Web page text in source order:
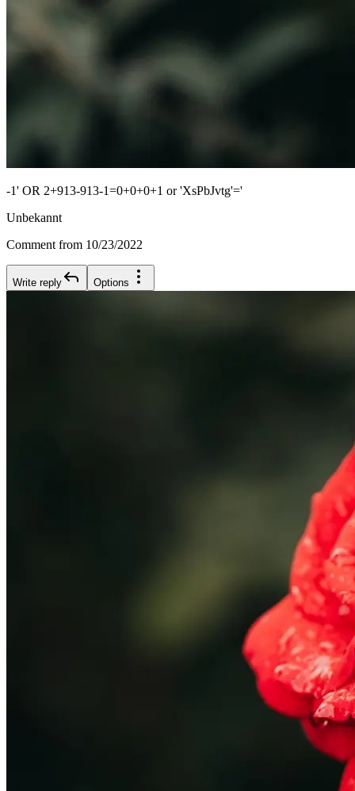
-1' OR 2+913-913-1=0+0+0+1 or 'XsPbJvtg'='
Unbekannt
Comment from 10/23/2022
Write reply Options